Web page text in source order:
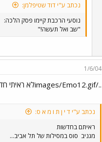
נכתב ע"י דוד שטיפלמן:
נוסעי הרכבת קיימו פסק הלכה:
"שב ואל תעשה!"
1/6/04
../images/Emo12.gifלא ראיתי חדשות, הרכבת שלי אחרה!
נכתב ע"י ד י ן ת ו מ א ס:
ראיתם בחדשות
מגניב סוס במסילות של תל אביב...